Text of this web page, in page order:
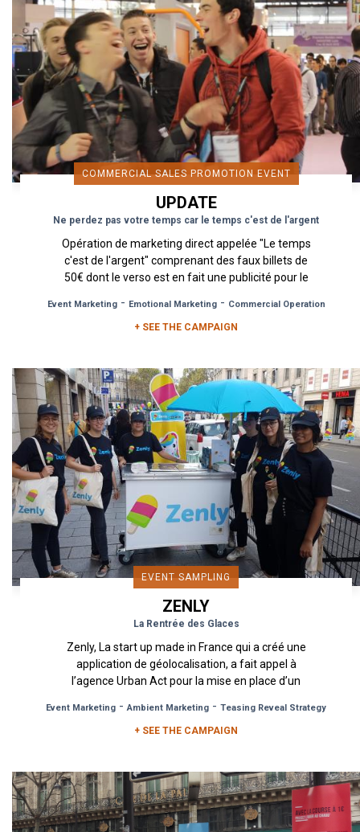
COMMERCIAL SALES PROMOTION EVENT
UPDATE
Ne perdez pas votre temps car le temps c'est de l'argent
Opération de marketing direct appelée "Le temps
c'est de l'argent" comprenant des faux billets de
50€ dont le verso est en fait une publicité pour le
Event Marketing- Emotional Marketing- Commercial Operation
+ SEE THE CAMPAIGN
EVENT SAMPLING
ZENLY
La Rentrée des Glaces
Zenly, La start up made in France qui a créé une
application de géolocalisation, a fait appel à
l’agence Urban Act pour la mise en place d’un
Event Marketing - Ambient Marketing - Teasing Reveal Strategy
+ SEE THE CAMPAIGN